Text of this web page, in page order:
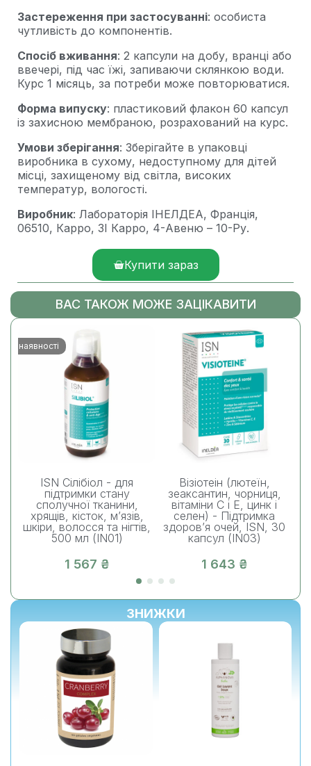
Застереження при застосуванні: особиста
чутливість до компонентів.
Спосіб вживання: 2 капсули на добу, вранці або
ввечері, під час їжі, запиваючи склянкою води.
Курс 1 місяць, за потреби може повторюватися.
Форма випуску: пластиковий флакон 60 капсул
із захисною мембраною, розрахований на курс.
Умови зберігання: Зберігайте в упаковці
виробника в сухому, недоступному для дітей
місці, захищеному від світла, високих
температур, вологості.
Виробник: Лабораторія ІНЕЛДЕА, Франція,
06510, Карро, ЗІ Карро, 4-Авеню – 10-Ру.
Купити зараз
ВАС ТАКОЖ МОЖЕ ЗАЦІКАВИТИ
в наявності
ISN Сілібіол - для
підтримки стану
сполучної тканини,
хрящів, кісток, м’язів,
шкіри, волосся та нігтів,
500 мл (IN01)
1 567 ₴
Візіотеін (лютеїн,
зеаксантин, чорниця,
вітаміни C і E, цинк і
селен) - Підтримка
здоров’я очей, ISN, 30
капсул (IN03)
1 643 ₴
ЗНИЖКИ